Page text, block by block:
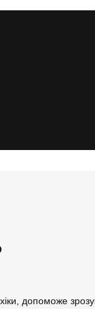
допоможе